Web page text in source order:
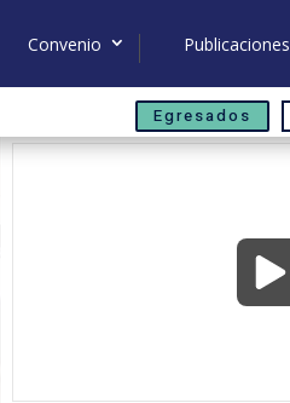
Convenio Publicaciones
Egresados